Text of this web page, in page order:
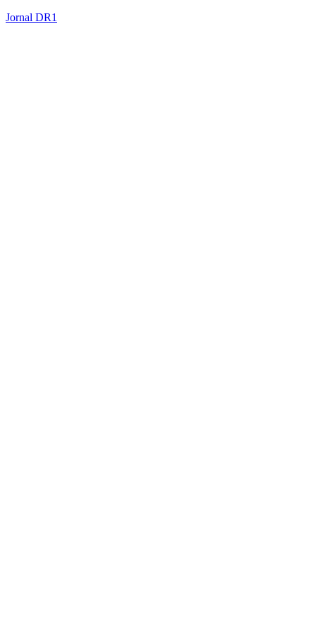
Jornal DR1